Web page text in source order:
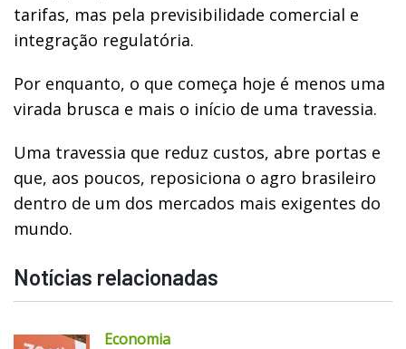
tarifas, mas pela previsibilidade comercial e
integração regulatória.
Por enquanto, o que começa hoje é menos uma
virada brusca e mais o início de uma travessia.
Uma travessia que reduz custos, abre portas e
que, aos poucos, reposiciona o agro brasileiro
dentro de um dos mercados mais exigentes do
mundo.
Notícias relacionadas
Economia